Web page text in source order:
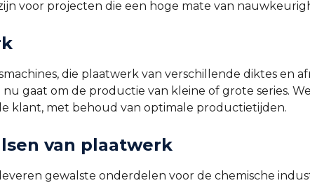
voor projecten die een hoge mate van
die plaatwerk van verschillende diktes en
gaat om de productie van kleine of grote series.
klant, met behoud van optimale productietijden.
van plaatwerk
gewalste onderdelen voor de chemische